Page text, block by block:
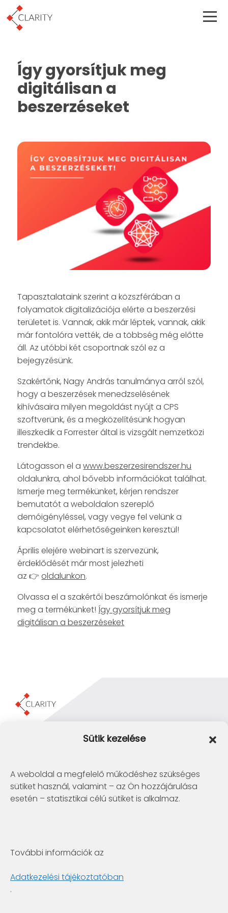
Sütik kezelése
A weboldal a megfelelő működéshez szükséges
sütiket használ, valamint – az Ön hozzájárulása
esetén – statisztikai célú sütiket is alkalmaz.
További információk az
Adatkezelési tájékoztatóban
.
Így gyorsítjuk meg
digitálisan a
beszerzéseket
Tapasztalataink szerint a közszférában a
folyamatok digitalizációja elérte a beszerzési
területet is. Vannak, akik már léptek, vannak, akik
már fontolóra vették, de a többség még előtte
áll. Az utóbbi két csoportnak szól ez a
bejegyzésünk.
Szakértőnk, Nagy András tanulmánya arról szól,
hogy a beszerzések menedzselésének
kihívásaira milyen megoldást nyújt a CPS
szoftverünk, és a megközelítésünk hogyan
illeszkedik a Forrester által is vizsgált nemzetközi
trendekbe.
Látogasson el awww.beszerzesirendszer.hu
oldalunkra, ahol bővebb információkat találhat.
Ismerje meg termékünket, kérjen rendszer
bemutatót a weboldalon szereplő
demóigényléssel, vagy vegye fel velünk a
kapcsolatot elérhetőségeinken keresztül!
Április elejére webinart is szervezünk,
érdeklődését már most jelezheti
az 👉oldalunkon.
Olvassa el a szakértői beszámolónkat és ismerje
meg a termékünket! Így gyorsítjuk meg
digitálisan a beszerzéseket
Clarity Consulting Kft.
1145 Budapest, Erzsébet Királyné útja 29/b.
Telconex Middle East
BH: +973 1742 2299
6722 Szeged, Gogol utca 3. 4.em.
+36 1 422-3030